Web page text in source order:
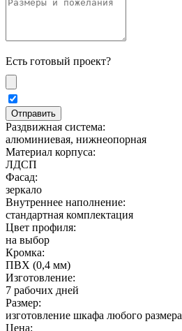
Есть готовый проект?
Раздвижная система:
алюминиевая, нижнеопорная
Материал корпуса:
ЛДСП
Фасад:
зеркало
Внутреннее наполнение:
стандартная комплектация
Цвет профиля:
на выбор
Кромка:
ПВХ (0,4 мм)
Изготовление:
7 рабочих дней
Размер:
изготовление шкафа любого размера
Цена: